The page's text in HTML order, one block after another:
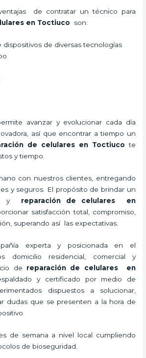
de contratar un técnico para
en Toctiuco son:
dispositivos de diversas tecnologías
avanzar y evolucionar cada día
así que encontrar a tiempo un
de celulares en Toctiuco te
y tiempo.
con nuestros clientes, entregando
y seguros. El propósito de brindar un
y reparación de celulares en
satisfacción total, compromiso,
superando así las expectativas.
experta y posicionada en el
domicilio residencial, comercial y
de reparación de celularesen
y certificado por medio de
dispuestos a solucionar,
dudas que se presenten a la hora de
de semana a nivel local cumpliendo
de bioseguridad.